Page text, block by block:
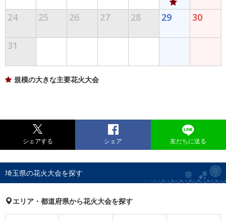
24 25 26 27 28 29 30
31
規模の大きな主要花火大会
シェアする シェア 友だちに送る
埼玉県の花火大会を探す
エリア・都道府県から花火大会を探す